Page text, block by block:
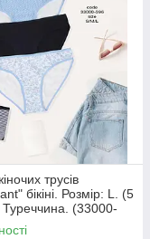
трусів
бікіні. Розмір: L. (5
(33000-